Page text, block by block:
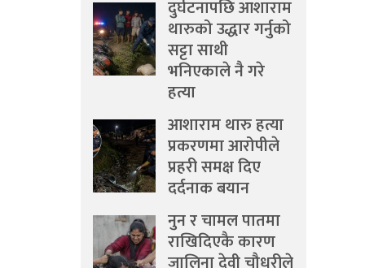
दुर्घटनापछि आशाराम
थारुको उद्धार गर्नुको
सट्टा साथी
भनिएकाले नै गरे
हत्या
आशाराम थारु हत्या
प्रकरणमा आरोपीले
प्रहरी समक्ष दिए
दर्दनाक बयान
नुन र चामल पातमा
राखिदिएकै कारण